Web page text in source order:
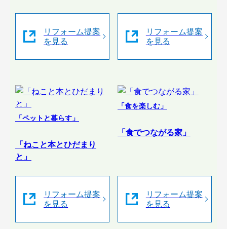
リフォーム提案
を見る
リフォーム提案
を見る
「ペットと暮らす」
「ねこと本とひだまり
と」
リフォーム提案
を見る
「食を楽しむ」
「食でつながる家」
リフォーム提案
を見る